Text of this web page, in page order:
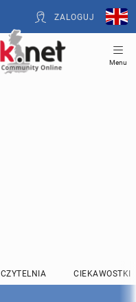
ZALOGUJ
Menu
CZYTELNIA CIEKAWOSTKI